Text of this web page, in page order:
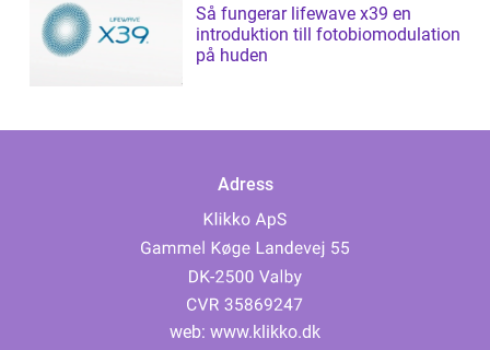
Så fungerar lifewave x39 en
introduktion till fotobiomodulation
på huden
Adress
web: www.klikko.dk